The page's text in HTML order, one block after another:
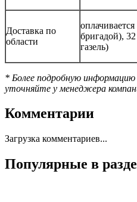
Доставка по
области
бригадой),
газель)
* Более подробную
уточняйте у менеджера
Комментарии
Загрузка комментариев...
Популярные в